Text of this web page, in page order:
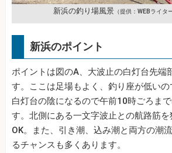
新浜の釣り場風景 （提供：WEBライタ
新浜のポイント
ポイントは図のA、大波止の白灯台先端
す。ここは足場もよく、釣り座が低い
白灯台の陰になるので午前10時ごろま
す。北側にある一文字波止との航路筋
OK。また、引き潮、込み潮と両方の潮
るチャンスも多くあります。